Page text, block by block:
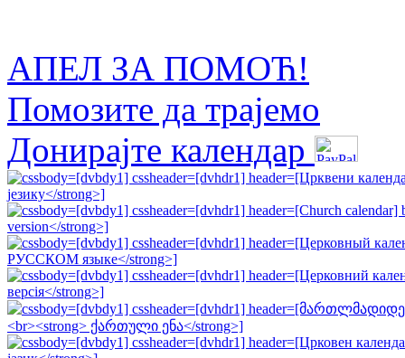
АПЕЛ ЗА ПОМОЋ!
Помозите да трајемо
Донирајте календар